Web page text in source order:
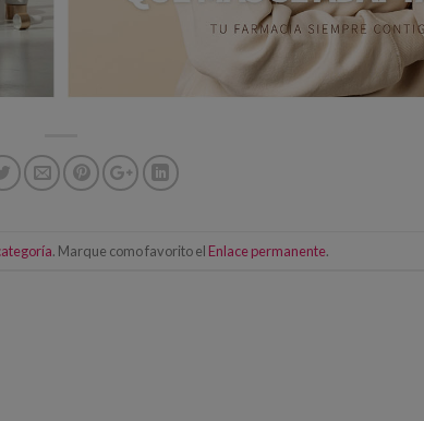
. Marque como favorito el Enlace permanente.